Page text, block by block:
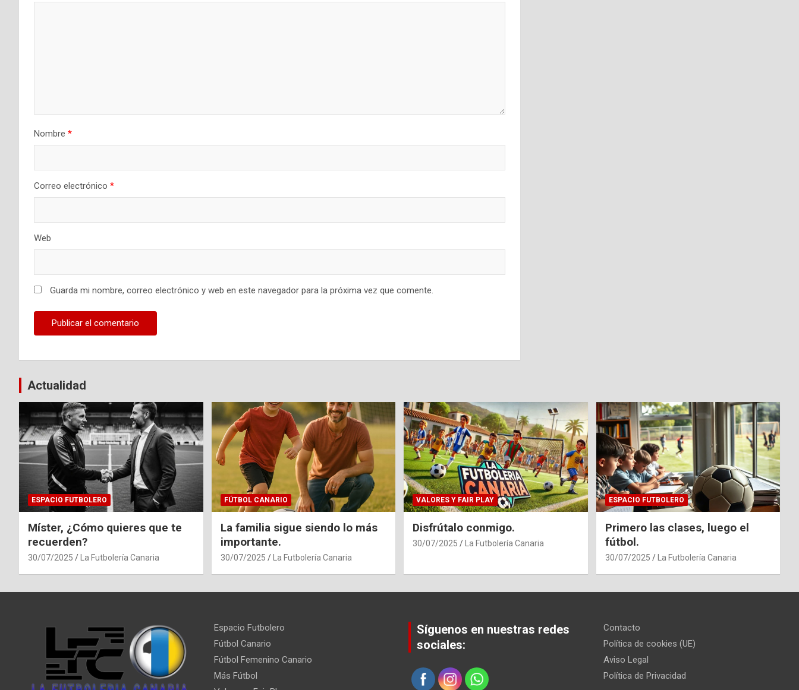
Nombre *
Correo electrónico *
Web
Guarda mi nombre, correo electrónico y web en este navegador para la próxima vez que comente.
Actualidad
ESPACIO FUTBOLERO
Míster, ¿Cómo quieres que te
recuerden?
30/07/2025 La Futbolería Canaria
FÚTBOL CANARIO
La familia sigue siendo lo más
importante.
30/07/2025 La Futbolería Canaria
VALORES Y FAIR PLAY
Disfrútalo conmigo.
30/07/2025 La Futbolería Canaria
ESPACIO FUTBOLERO
Primero las clases, luego el
fútbol.
30/07/2025 La Futbolería Canaria
Espacio Futbolero
Fútbol Canario
Fútbol Femenino Canario
Más Fútbol
Síguenos en nuestras redes
sociales:
Contacto
Política de cookies (UE)
Aviso Legal
Política de Privacidad